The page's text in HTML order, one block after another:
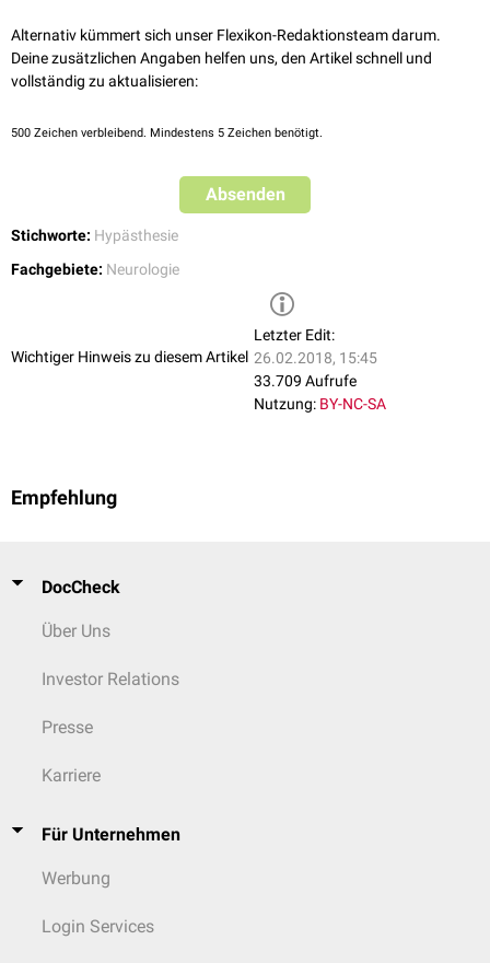
Alternativ kümmert sich unser Flexikon-Redaktionsteam darum.
Deine zusätzlichen Angaben helfen uns, den Artikel schnell und
vollständig zu aktualisieren:
500 Zeichen verbleibend. Mindestens 5 Zeichen benötigt.
Absenden
Stichworte: Hypästhesie
Fachgebiete: Neurologie
Wichtiger Hinweis zu diesem Artikel
Letzter Edit:
26.02.2018, 15:45
33.709 Aufrufe
Nutzung: BY-NC-SA
Empfehlung
DocCheck
Über Uns
Investor Relations
Presse
Karriere
Für Unternehmen
Werbung
Login Services